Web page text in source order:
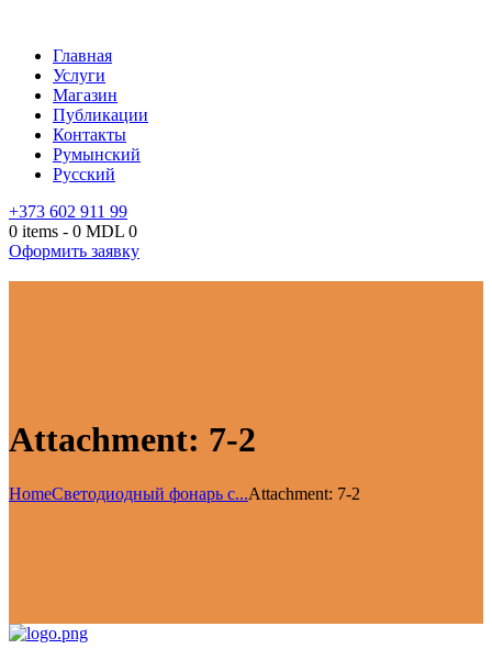
Главная
Услуги
Магазин
Публикации
Контакты
Румынский
Русский
+373 602 911 99
0 items - 0 MDL 0
Оформить заявку
Attachment: 7-2
HomeСветодиодный фонарь с...Attachment: 7-2